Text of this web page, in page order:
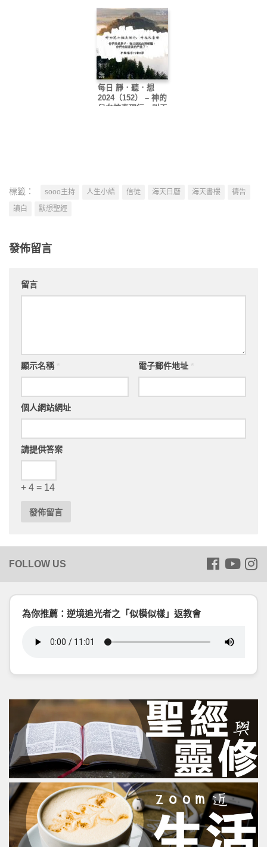
每日 靜．聽．想
2024（152） – 神的
兒女按真理行，叫天
標籤： sooo主持 人生小語 信徒 海天日曆 海天書樓
禱告
讀白
默想聖經
發佈留言
留言
顯示名稱 電子郵件地址
個人網站網址
請提供答案
+ 4 = 14
為你推薦：逆境追光者之「似模似樣」返教會